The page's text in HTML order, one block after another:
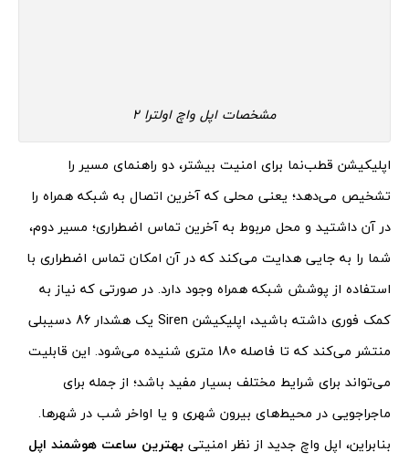
مشخصات اپل واچ اولترا 2
اپلیکیشن قطب‌نما برای امنیت بیشتر، دو راهنمای مسیر را
تشخیص می‌دهد؛ یعنی محلی که آخرین اتصال به شبکه همراه را
در آن داشتید و محل مربوط به آخرین تماس اضطراری؛ مسیر دوم،
شما را به جایی هدایت می‌کند که در آن امکان تماس اضطراری با
استفاده از پوشش شبکه همراه وجود دارد. در صورتی که نیاز به
کمک فوری داشته باشید، اپلیکیشن Siren یک هشدار 86 دسیبلی
منتشر می‌کند که تا فاصله 180 متری شنیده می‌شود. این قابلیت
می‌تواند برای شرایط مختلف بسیار مفید باشد؛ از جمله برای
ماجراجویی در محیط‌های بیرون شهری و یا اواخر شب در شهرها.
بنابراین، اپل واچ جدید از نظر امنیتی بهترین ساعت هوشمند اپل